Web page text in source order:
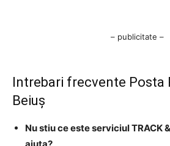
– publicitate –
Intrebari frecvente Posta
Beiuş
Nu stiu ce este serviciul TRACK